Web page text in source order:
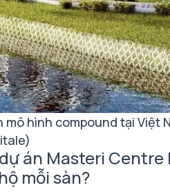
hình compound tại Việt
án Masteri Centre
mỗi sàn?